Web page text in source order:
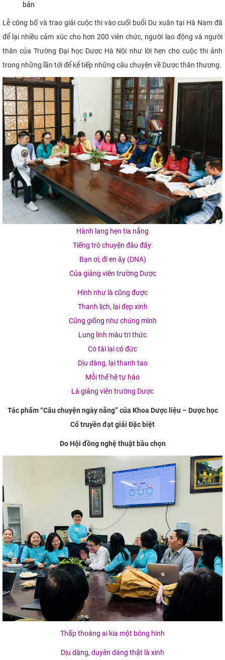
bản
Lễ công bố và trao giải cuộc thi vào cuối buổi Du xuân tại Hà Nam đã
để lại nhiều cảm xúc cho hơn 200 viên chức, người lao động và người
thân của Trường Đại học Dược Hà Nội như lời hẹn cho cuộc thi ảnh
trong những lần tới để kể tiếp những câu chuyện về Dược thân thương.
Hành lang hẹn tia nắng
Tiếng trò chuyện đâu đây:
Bạn ơi, đi en ây (DNA)
Của giảng viên trường Dược
Hình như là cũng được
Thanh lịch, lại đẹp xinh
Cũng giống như chúng mình
Lung linh màu tri thức
Có tài lại có đức
Dịu dàng, lại thanh tao
Mỗi thế hệ tự hào
Là giảng viên trường Dược
Tác phẩm “Câu chuyện ngày nắng” của Khoa Dược liệu – Dược học
Cổ truyền đạt giải Đặc biệt
Do Hội đồng nghệ thuật bầu chọn
Thấp thoáng ai kia một bóng hình
Dịu dàng, duyên dáng thật là xinh